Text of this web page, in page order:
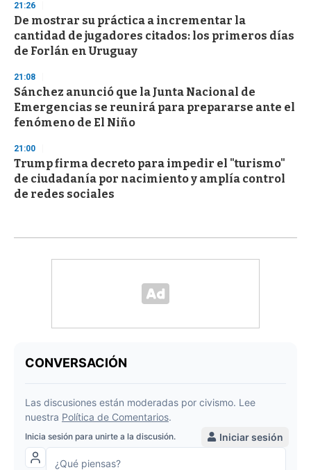
21:26
De mostrar su práctica a incrementar la
cantidad de jugadores citados: los primeros días
de Forlán en Uruguay
21:08
Sánchez anunció que la Junta Nacional de
Emergencias se reunirá para prepararse ante el
fenómeno de El Niño
21:00
Trump firma decreto para impedir el "turismo"
de ciudadanía por nacimiento y amplía control
de redes sociales